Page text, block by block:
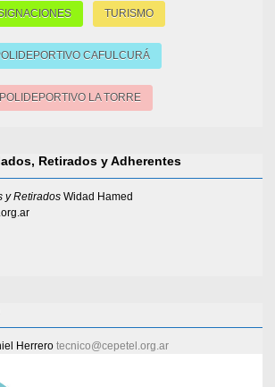
TURISMO
CAFULCURÁ
POLIDEPORTIVO LA TORRE
Retirados y Adherentes
y Retirados Widad Hamed
Herrero tecnico@cepetel.org.ar